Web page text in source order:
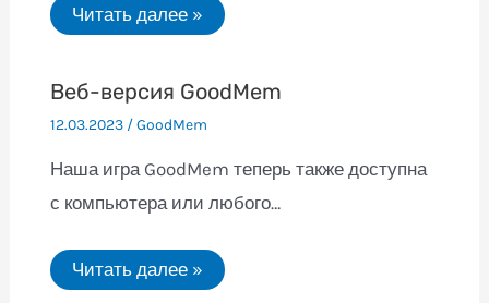
Читать далее »
Веб-версия GoodMem
12.03.2023 /GoodMem
Наша игра GoodMem теперь также доступна
с компьютера или любого…
Читать далее »